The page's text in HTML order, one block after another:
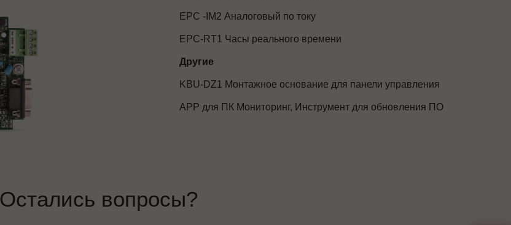
EPC -IM2 Аналоговый по току
EPC-RT1 Часы реального времени
Другие
KBU-DZ1 Монтажное основание для панели управления
АРР для ПК Мониторинг, Инструмент для обновления ПО
Остались вопросы?